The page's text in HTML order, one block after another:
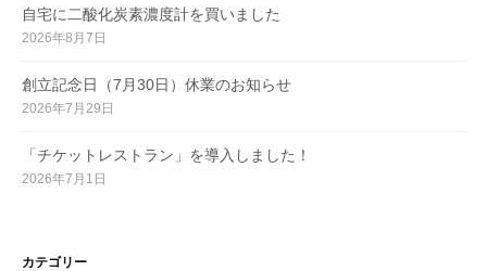
り
自宅に二酸化炭素濃度計を買いました
2026年8月7日
創立記念日（7月30日）休業のお知らせ
2026年7月29日
「チケットレストラン」を導入しました！
2026年7月1日
カテゴリー